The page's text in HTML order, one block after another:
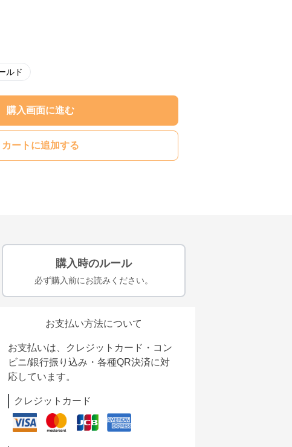
ルド
購入画面に進む
カートに追加する
購入時のルール
必ず購入前にお読みください。
お支払い方法について
お支払いは、クレジットカード・コン
ビニ/銀行振り込み・各種QR決済に対
応しています。
クレジットカード